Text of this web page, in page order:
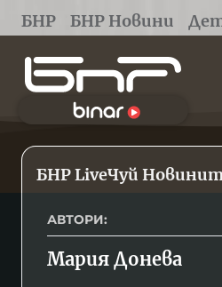
БНР БНР Новини
БНР LiveЧуй
АВТОРИ:
Мария Донева